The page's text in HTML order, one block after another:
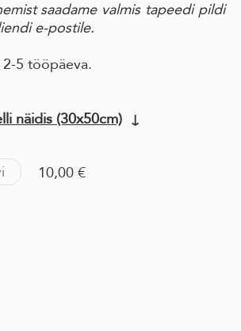
saadame valmis tapeedi pildi
e-postile.
2-5 tööpäeva.
näidis (30x50cm) ↓
10,00 €